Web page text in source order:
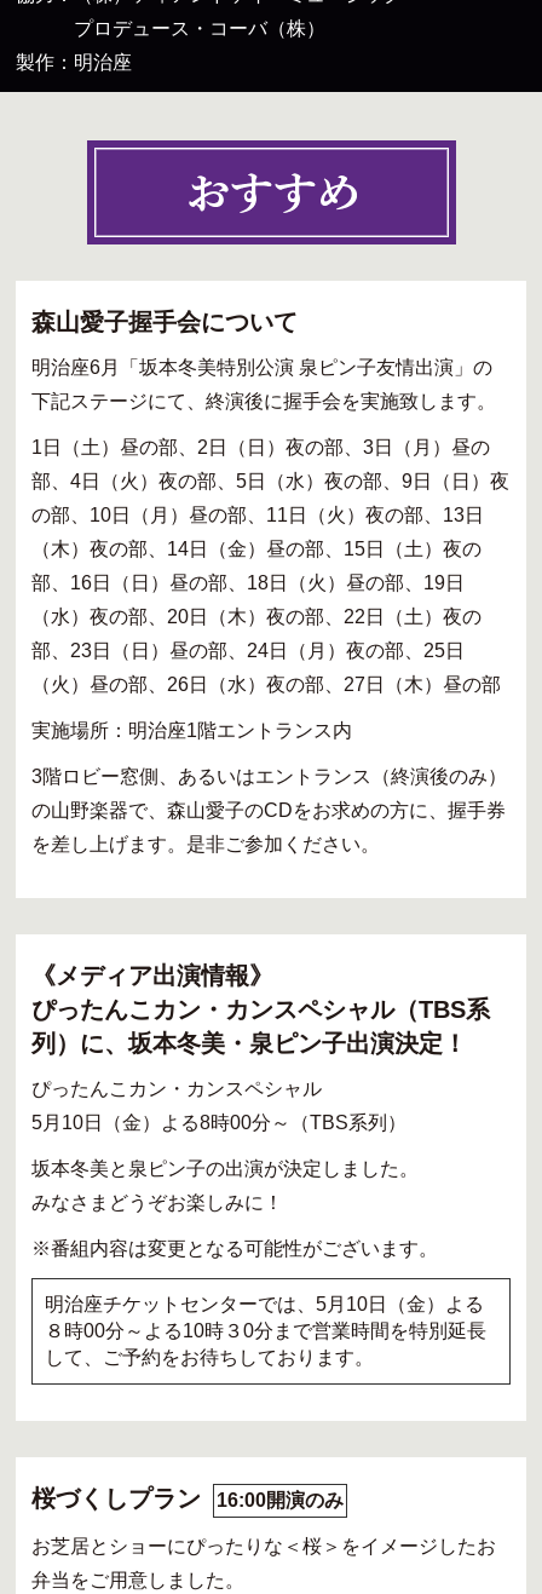
プロデュース・コーバ（株）
製作：明治座
森山愛子握手会について
明治座6月「坂本冬美特別公演 泉ピン子友情出演」の
下記ステージにて、終演後に握手会を実施致します。
1日（土）昼の部、2日（日）夜の部、3日（月）昼の
部、4日（火）夜の部、5日（水）夜の部、9日（日）夜
の部、10日（月）昼の部、11日（火）夜の部、13日
（木）夜の部、14日（金）昼の部、15日（土）夜の
部、16日（日）昼の部、18日（火）昼の部、19日
（水）夜の部、20日（木）夜の部、22日（土）夜の
部、23日（日）昼の部、24日（月）夜の部、25日
（火）昼の部、26日（水）夜の部、27日（木）昼の部
実施場所：明治座1階エントランス内
3階ロビー窓側、あるいはエントランス（終演後のみ）
の山野楽器で、森山愛子のCDをお求めの方に、握手券
を差し上げます。是非ご参加ください。
《メディア出演情報》
ぴったんこカン・カンスペシャル（TBS系
列）に、坂本冬美・泉ピン子出演決定！
ぴったんこカン・カンスペシャル
5月10日（金）よる8時00分～（TBS系列）
坂本冬美と泉ピン子の出演が決定しました。
みなさまどうぞお楽しみに！
※番組内容は変更となる可能性がございます。
明治座チケットセンターでは、5月10日（金）よる
８時00分～よる10時３0分まで営業時間を特別延長
して、ご予約をお待ちしております。
桜づくしプラン 16:00開演のみ
お芝居とショーにぴったりな＜桜＞をイメージしたお
弁当をご用意しました。